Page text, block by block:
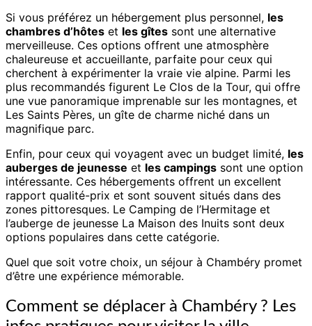
Si vous préférez un hébergement plus personnel, les
chambres d’hôtes et les gîtes sont une alternative
merveilleuse. Ces options offrent une atmosphère
chaleureuse et accueillante, parfaite pour ceux qui
cherchent à expérimenter la vraie vie alpine. Parmi les
plus recommandés figurent Le Clos de la Tour, qui offre
une vue panoramique imprenable sur les montagnes, et
Les Saints Pères, un gîte de charme niché dans un
magnifique parc.
Enfin, pour ceux qui voyagent avec un budget limité, les
auberges de jeunesse et les campings sont une option
intéressante. Ces hébergements offrent un excellent
rapport qualité-prix et sont souvent situés dans des
zones pittoresques. Le Camping de l’Hermitage et
l’auberge de jeunesse La Maison des Inuits sont deux
options populaires dans cette catégorie.
Quel que soit votre choix, un séjour à Chambéry promet
d’être une expérience mémorable.
Comment se déplacer à Chambéry ? Les